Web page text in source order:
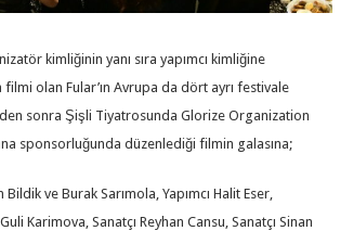
kimliğinin yanı sıra yapımcı kimliğine
olan Fular’ın Avrupa da dört ayrı festivale
sonra Şişli Tiyatrosunda Glorize Organization
sponsorluğunda düzenlediği filmin galasına;
ve Burak Sarımola, Yapımcı Halit Eser,
Karimova, Sanatçı Reyhan Cansu, Sanatçı Sinan